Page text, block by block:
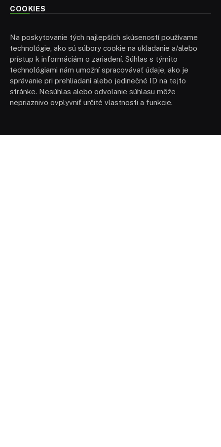
COOKIES
Na poskytovanie tých najlepších skúseností používame
technológie, ako sú súbory cookie na ukladanie a/alebo
prístup k informáciám o zariadení. Súhlas s týmito
technológiami nám umožní spracovávať údaje, ako je
správanie pri prehliadaní alebo jedinečné ID na tejto
stránke. Nesúhlas alebo odvolanie súhlasu môže
nepriaznivo ovplyvniť určité vlastnosti a funkcie.